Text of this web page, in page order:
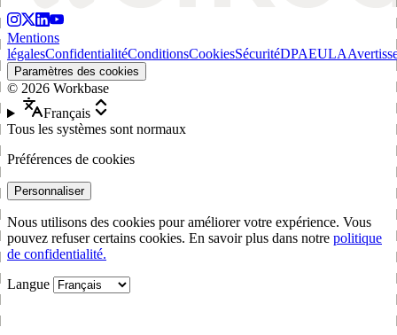
Mentions
légalesConfidentialitéConditionsCookiesSécuritéDPAEULA
Paramètres des cookies
© 2026 Workbase
Français
Tous les systèmes sont normaux
Préférences de cookies
Personnaliser
Nous utilisons des cookies pour améliorer votre expérience. Vous
pouvez refuser certains cookies. En savoir plus dans notre politique
de confidentialité.
Langue